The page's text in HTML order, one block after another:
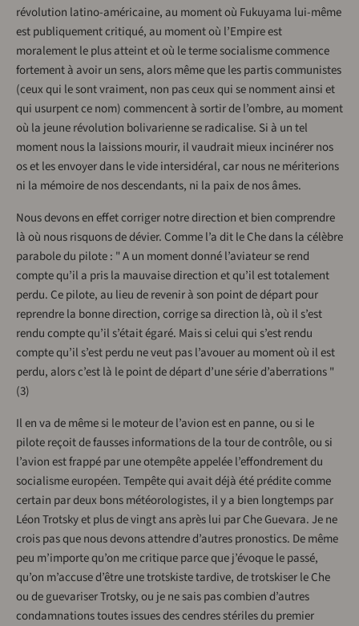
révolution latino-américaine, au moment où Fukuyama lui-même
est publiquement critiqué, au moment où l’Empire est
moralement le plus atteint et où le terme socialisme commence
fortement à avoir un sens, alors même que les partis communistes
(ceux qui le sont vraiment, non pas ceux qui se nomment ainsi et
qui usurpent ce nom) commencent à sortir de l’ombre, au moment
où la jeune révolution bolivarienne se radicalise. Si à un tel
moment nous la laissions mourir, il vaudrait mieux incinérer nos
os et les envoyer dans le vide intersidéral, car nous ne mériterions
ni la mémoire de nos descendants, ni la paix de nos âmes.
Nous devons en effet corriger notre direction et bien comprendre
là où nous risquons de dévier. Comme l’a dit le Che dans la célèbre
parabole du pilote : " A un moment donné l’aviateur se rend
compte qu’il a pris la mauvaise direction et qu’il est totalement
perdu. Ce pilote, au lieu de revenir à son point de départ pour
reprendre la bonne direction, corrige sa direction là, où il s’est
rendu compte qu’il s’était égaré. Mais si celui qui s’est rendu
compte qu’il s’est perdu ne veut pas l’avouer au moment où il est
perdu, alors c’est là le point de départ d’une série d’aberrations "
(3)
Il en va de même si le moteur de l’avion est en panne, ou si le
pilote reçoit de fausses informations de la tour de contrôle, ou si
l’avion est frappé par une otempête appelée l’effondrement du
socialisme européen. Tempête qui avait déjà été prédite comme
certain par deux bons météorologistes, il y a bien longtemps par
Léon Trotsky et plus de vingt ans après lui par Che Guevara. Je ne
crois pas que nous devons attendre d’autres pronostics. De même
peu m’importe qu’on me critique parce que j’évoque le passé,
qu’on m’accuse d’être une trotskiste tardive, de trotskiser le Che
ou de guevariser Trotsky, ou je ne sais pas combien d’autres
condamnations toutes issues des cendres stériles du premier